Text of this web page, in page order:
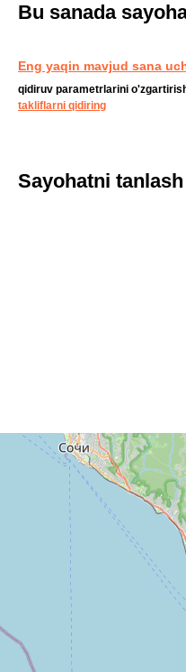
Bu sanada
Eng yaqin mavjud sana
qidiruv parametrlarini
takliflarni qidiring
Sayohatni